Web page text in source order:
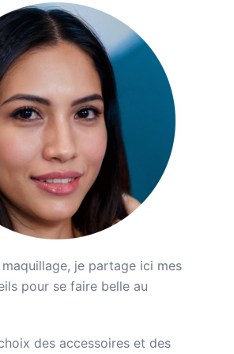
je partage ici mes
pour se faire belle au
des accessoires et des